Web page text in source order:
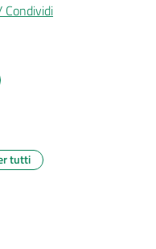
tutti